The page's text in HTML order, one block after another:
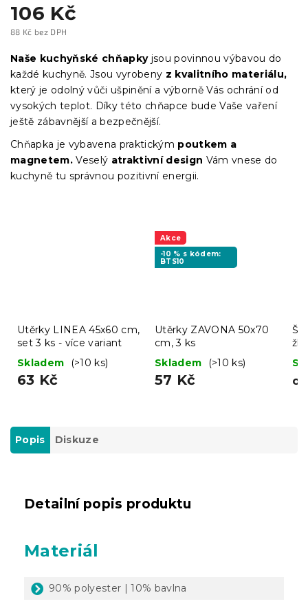
106 Kč
88 Kč bez DPH
cena:
Naše kuchyňské chňapkyjsou povinnou výbavou do
každé kuchyně. Jsou vyrobeny z kvalitního materiálu,
který je odolný vůči ušpinění a výborně Vás ochrání od
vysokých teplot. Díky této chňapce bude Vaše vaření
ještě zábavnější a bezpečnější.
Chňapka je vybavena praktickým poutkem a
magnetem.Veselý atraktivní design Vám vnese do
kuchyně tu správnou pozitivní energii.
Utěrky LINEA 45x60 cm,
set 3 ks - více variant
Skladem
(>10 ks)
63 Kč
Akce
-10 % s kódem:
BTS10
Utěrky ZAVONA 50x70
cm, 3 ks
Skladem
(>10 ks)
57 Kč od
Popis Diskuze
Detailní popis produktu
Materiál
90% polyester | 10% bavlna